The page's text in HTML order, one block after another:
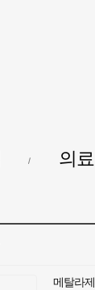
의
메탈라